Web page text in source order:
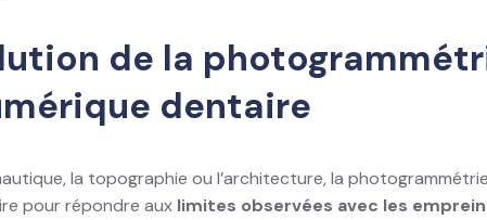
de la
dentaire
la topographie ou l’architecture, la
pour répondre aux limites observées avec les